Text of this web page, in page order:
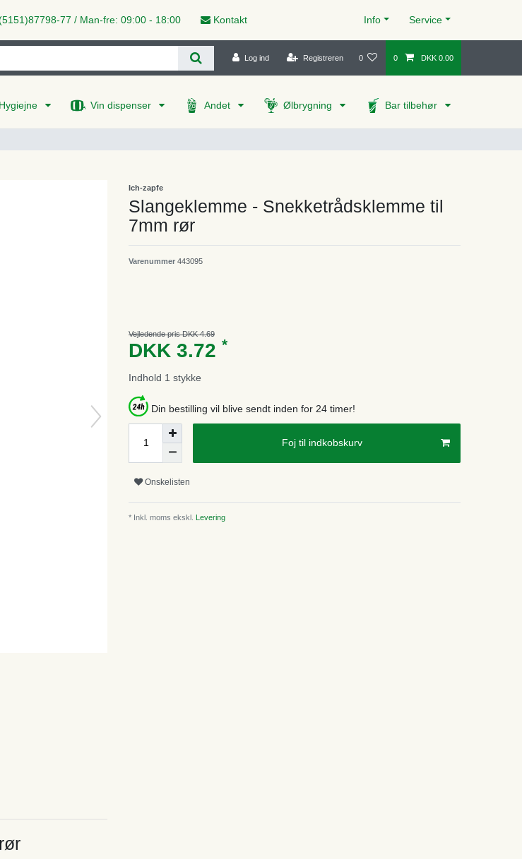
77 / Man-fre: 09:00 - 18:00 Kontakt Info Service
Log ind Registreren 0 0 DKK 0.00
Hygiejne Vin dispenser Andet Ølbrygning Bar tilbehør
Ich-zapfe
Slangeklemme - Snekketrådsklemme til
7mm rør
Varenummer 443095
Vejledende pris DKK 4.69
DKK 3.72 *
Indhold 1 stykke
Din bestilling vil blive sendt inden for 24 timer!
Foj til indkobskurv
Onskelisten
* Inkl. moms ekskl. Levering